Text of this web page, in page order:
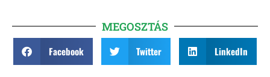
MEGOSZTÁS
Facebook Twitter LinkedIn